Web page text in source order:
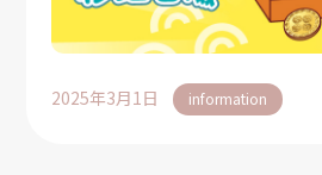
2025年3月1日 information